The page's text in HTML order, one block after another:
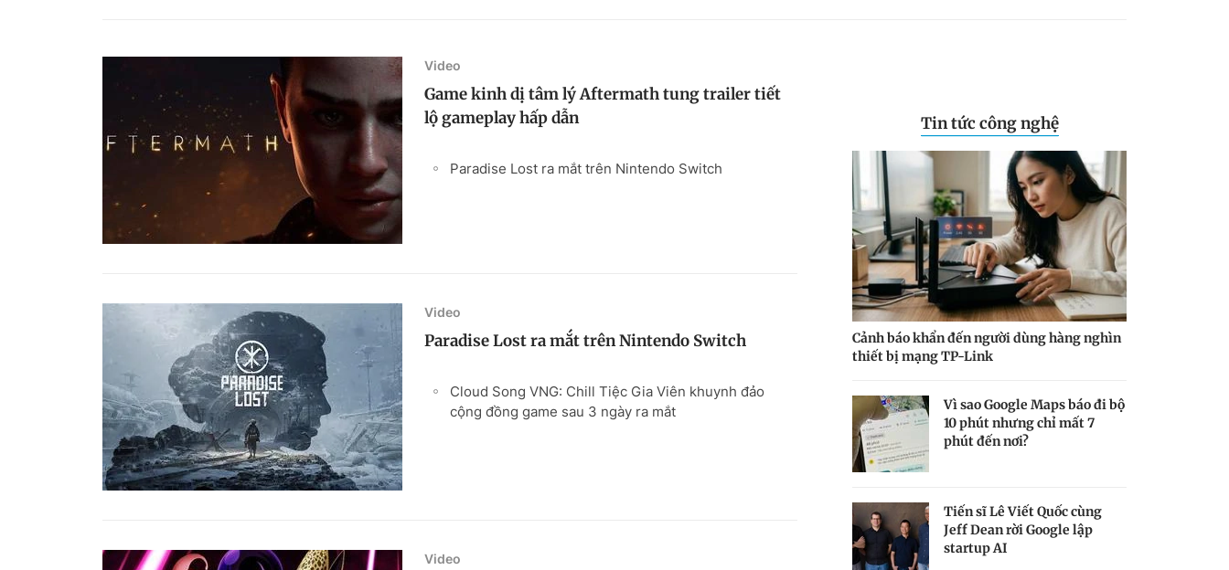
Video
Game kinh dị tâm lý Aftermath tung trailer tiết
lộ gameplay hấp dẫn
Paradise Lost ra mắt trên Nintendo Switch
Video
Paradise Lost ra mắt trên Nintendo Switch
Cloud Song VNG: Chill Tiệc Gia Viên khuynh đảo
cộng đồng game sau 3 ngày ra mắt
Video
Tin tức công nghệ
Cảnh báo khẩn đến người dùng hàng nghìn
thiết bị mạng TP-Link
Vì sao Google Maps báo đi bộ
10 phút nhưng chỉ mất 7
phút đến nơi?
Tiến sĩ Lê Viết Quốc cùng
Jeff Dean rời Google lập
startup AI